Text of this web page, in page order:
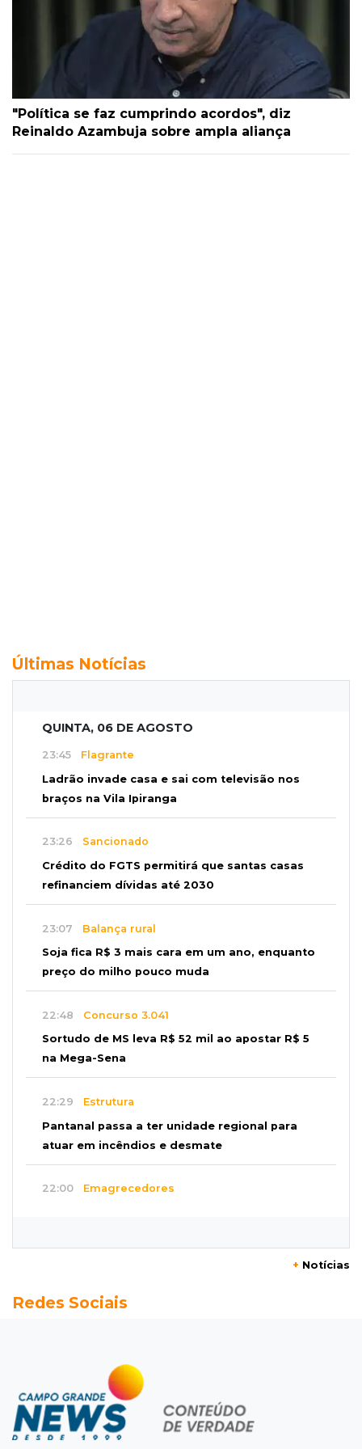
"Política se faz cumprindo acordos", diz
Reinaldo Azambuja sobre ampla aliança
Últimas Notícias
QUINTA, 06 DE AGOSTO
23:45 Flagrante
Ladrão invade casa e sai com televisão nos
braços na Vila Ipiranga
23:26 Sancionado
Crédito do FGTS permitirá que santas casas
refinanciem dívidas até 2030
23:07 Balança rural
Soja fica R$ 3 mais cara em um ano, enquanto
preço do milho pouco muda
22:48 Concurso 3.041
Sortudo de MS leva R$ 52 mil ao apostar R$ 5
na Mega-Sena
22:29 Estrutura
Pantanal passa a ter unidade regional para
atuar em incêndios e desmate
22:00 Emagrecedores
Granizo danifica telhados e plantações
Agregado
Inter perde para o Corinthians mas avança às
quartas da Copa do Brasil
+ Notícias
Redes Sociais